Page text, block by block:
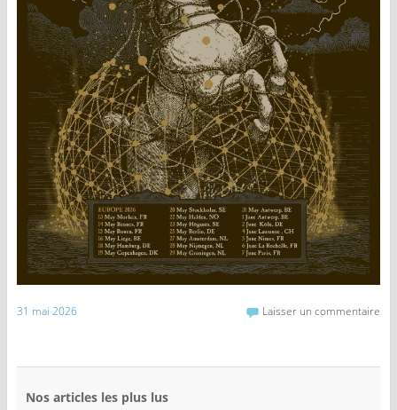
31 mai 2026 Laisser un commentaire
Nos articles les plus lus